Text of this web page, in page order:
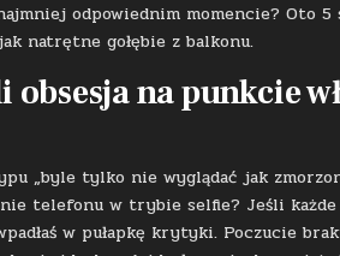
odpowiednim momencie? Oto 5
natrętne gołębie z balkonu.
na punkcie
„byle tylko nie wyglądać jak
telefonu w trybie selfie? Jeśli
w pułapkę krytyki. Poczucie